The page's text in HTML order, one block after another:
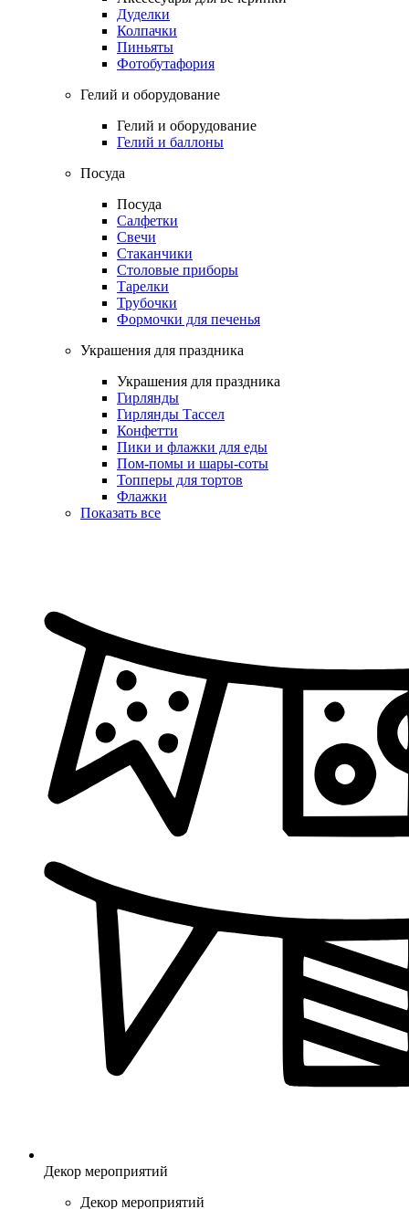
Дуделки
Колпачки
Пиньяты
Фотобутафория
Гелий и оборудование
Гелий и оборудование
Гелий и баллоны
Посуда
Посуда
Салфетки
Свечи
Стаканчики
Столовые приборы
Тарелки
Трубочки
Формочки для печенья
Украшения для праздника
Украшения для праздника
Гирлянды
Гирлянды Тассел
Конфетти
Пики и флажки для еды
Пом-помы и шары-соты
Топперы для тортов
Флажки
Показать все
Декор мероприятий
Декор мероприятий